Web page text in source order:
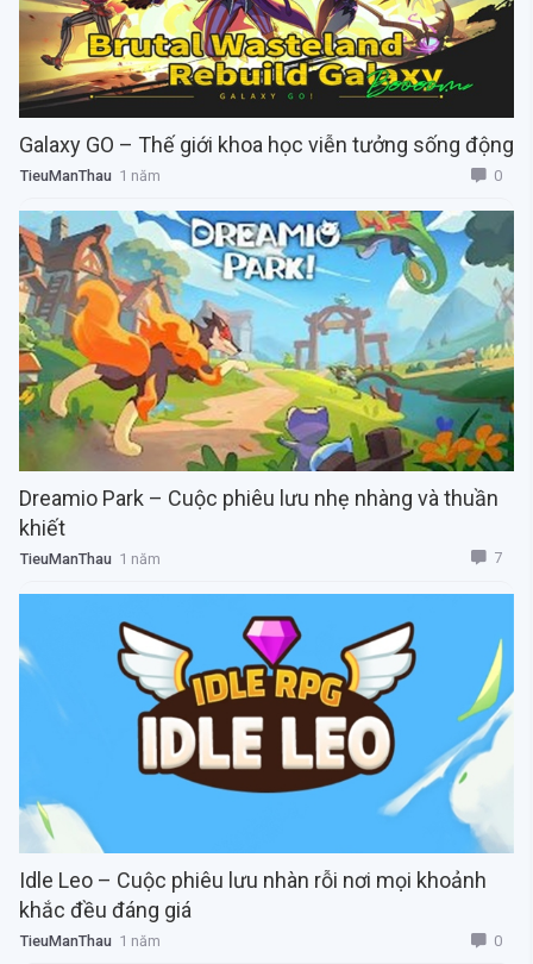
Galaxy GO – Thế giới khoa học viễn tưởng sống động
TieuManThau 1 năm 0
Dreamio Park – Cuộc phiêu lưu nhẹ nhàng và thuần
khiết
TieuManThau 1 năm 7
Idle Leo – Cuộc phiêu lưu nhàn rỗi nơi mọi khoảnh
khắc đều đáng giá
TieuManThau 1 năm 0